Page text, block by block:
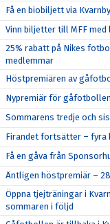
Få en biobiljett via
Vinn biljetter till MFF med
25% rabatt på Nikes
medlemmar
Höstpremiären av
Nypremiär för
Sommarens tredje och
Firandet fortsätter – fyra
Få en gåva från
Äntligen höstpremiär –
Öppna tjejträningar i
sommaren i följd